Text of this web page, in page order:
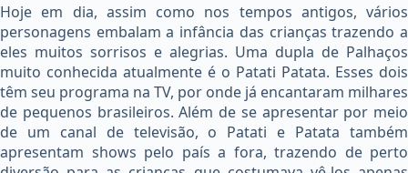
Hoje em dia, assim como nos tempos antigos, vários
personagens embalam a infância das crianças trazendo a
eles muitos sorrisos e alegrias. Uma dupla de Palhaços
muito conhecida atualmente é o Patati Patata. Esses dois
têm seu programa na TV, por onde já encantaram milhares
de pequenos brasileiros. Além de se apresentar por meio
de um canal de televisão, o Patati e Patata também
apresentam shows pelo país a fora, trazendo de perto